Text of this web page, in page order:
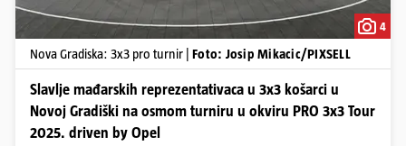
4
Nova Gradiska: 3x3 pro turnir | Foto: Josip Mikacic/PIXSELL
Slavlje mađarskih reprezentativaca u 3x3 košarci u
Novoj Gradiški na osmom turniru u okviru PRO 3x3 Tour
2025. driven by Opel